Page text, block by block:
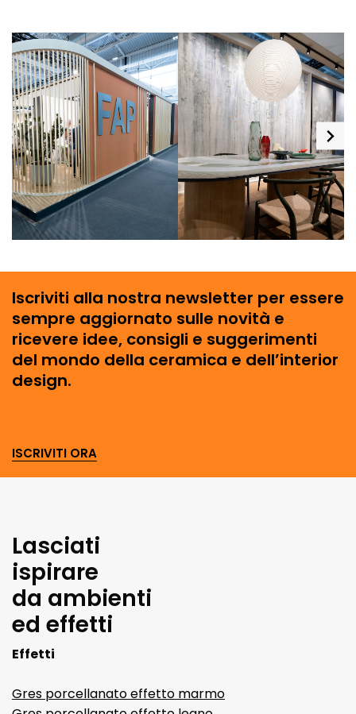
Iscriviti alla nostra newsletter per essere
sempre aggiornato sulle novità e
ricevere idee, consigli e suggerimenti
del mondo della ceramica e dell’interior
design.
ISCRIVITI ORA
Lasciati
ispirare
da ambienti
ed effetti
Effetti
Gres porcellanato effetto marmo